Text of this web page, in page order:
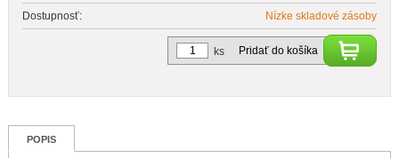
Dostupnosť: Nízke skladové zásoby
Pridať do košíka
ks
POPIS